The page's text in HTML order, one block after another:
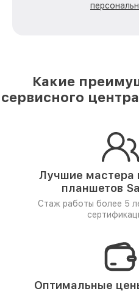
Какие
сервисного
Лучшие мастера
планшетов
Стаж работы более 5
Оптимальные